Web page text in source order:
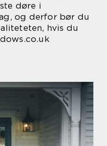
døre i
og derfor bør du
hvis du